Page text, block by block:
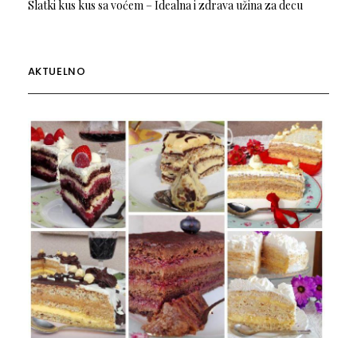
Slatki kus kus sa voćem – Idealna i zdrava užina za decu
AKTUELNO